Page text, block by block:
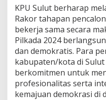
e
r
n
t
e
g
r
i
t
a
KPU Sulut berharap
Rakor tahapan
bekerja sama secara
Pilkada 2024
dan demokratis. Para
kabupaten/kota di
berkomitmen untuk
profesionalitas serta
kemajuan demokrasi di